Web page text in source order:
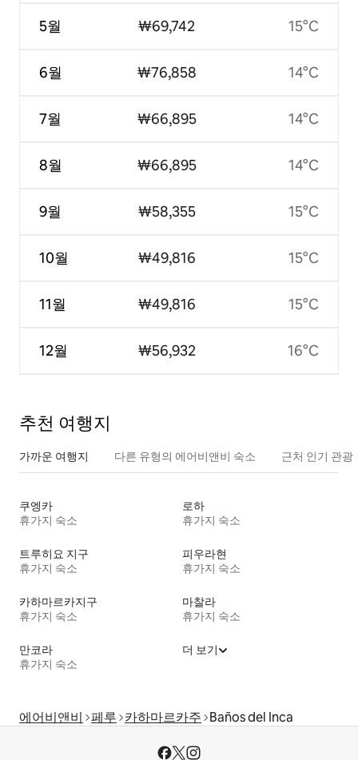
5월
6월
7월
8월
9월
10월
11월
12월
₩69,742
₩76,858
₩66,895
₩66,895
₩58,355
₩49,816
₩49,816
₩56,932
15°C
14°C
14°C
14°C
15°C
15°C
15°C
16°C
추천 여행지
가까운 여행지 다른 유형의 에어비앤비 숙소 근처 인기 관광
쿠엥카
휴가지 숙소
로하
휴가지 숙소
트루히요 지구
휴가지 숙소
피우라현
휴가지 숙소
카하마르카지구
휴가지 숙소
마찰라
휴가지 숙소
만코라
휴가지 숙소
더 보기
에어비앤비 페루 카하마르카주 Baños del Inca